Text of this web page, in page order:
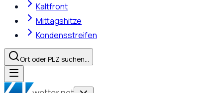
Kaltfront
Mittagshitze
Kondensstreifen
Ort oder PLZ suchen…